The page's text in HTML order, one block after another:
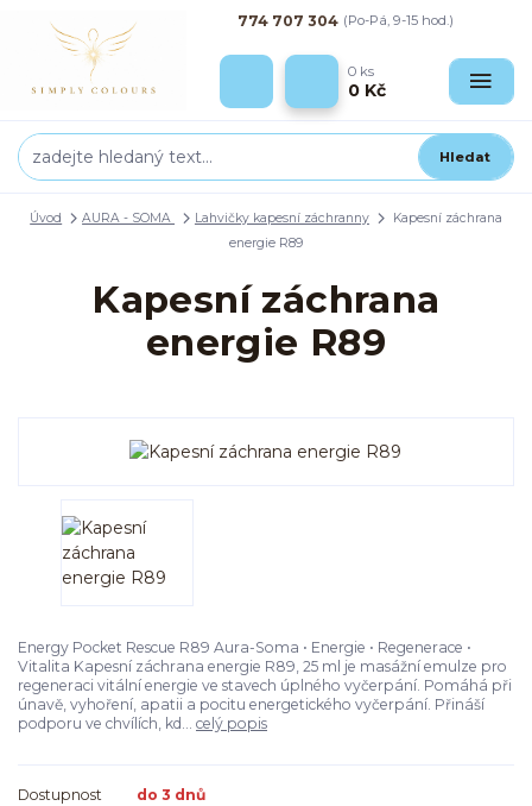
Hledat
774 707 304 (Po-Pá, 9-15 hod.)
0 ks
0 Kč
Úvod AURA - SOMA Lahvičky kapesní záchranny
Kapesní záchrana
energie R89
Kapesní záchrana
energie R89
Energy Pocket Rescue R89 Aura-Soma • Energie • Regenerace •
Vitalita Kapesní záchrana energie R89, 25 ml je masážní emulze pro
regeneraci vitální energie ve stavech úplného vyčerpání. Pomáhá při
únavě, vyhoření, apatii a pocitu energetického vyčerpání. Přináší
podporu ve chvílích, kd... celý popis
Dostupnost do 3 dnů